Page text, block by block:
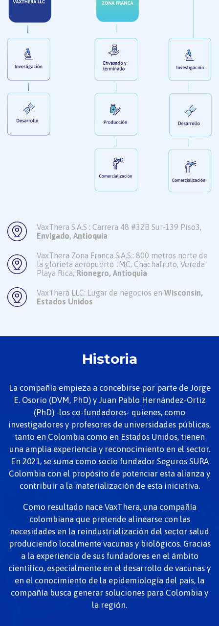
VaxThera S.A.S : Carrera 48 #32B Sur-139 Piso3,
Envigado, Antioquia
VaxThera Zona Franca S.A.S.: 800 metros norte de
la glorieta aeropuerto JMC, Chachafruto, Vereda
Playa Rica, Rionegro, Antioquia
VaxThera LLC: Lugar de negocios en Wisconsin,
Estados Unidos
Historia
La compañía empieza a concebirse por parte de Jorge
E. Osorio (DVM, PhD) y Juan Pablo Hernández-Ortiz
(PhD) -los co-fundadores- quienes, como
investigadores y profesores de universidades públicas,
tanto en Colombia como en Estados Unidos, tienen
una amplia experiencia y reconocimiento en el sector.
En 2021, se suma como socio fundador Seguros SURA
Colombia con el propósito de potenciar esta alianza y
contribuir a la materialización de esta iniciativa.
Como resultado nace VaxThera, una compañía
colombiana que pretende alinearse con las
necesidades en la reindustrialización del sector salud
produciendo localmente vacunas y biológicos. Gracias
a la experiencia de sus fundadores en el ámbito
científico, especialmente en el desarrollo de vacunas y
en el conocimiento de la epidemiología del país, la
compañía busca generar soluciones para Colombia y
la región.